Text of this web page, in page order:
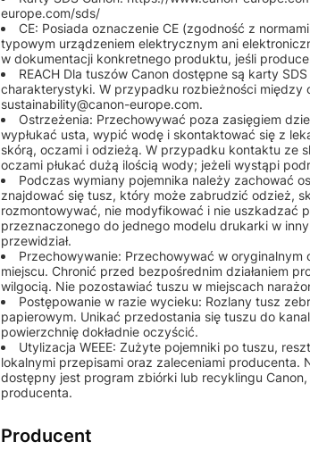
europe.com/sds/
CE: Posiada oznaczenie CE (zgodność z
typowym urządzeniem elektrycznym ani
w dokumentacji konkretnego produktu, jeśli
REACH Dla tuszów Canon dostępne są karty
charakterystyki. W przypadku rozbieżności między
sustainability@canon-europe.com.
Ostrzeżenia: Przechowywać poza zasięgiem
wypłukać usta, wypić wodę i skontaktować się z
skórą, oczami i odzieżą. W przypadku kontaktu ze
oczami płukać dużą ilością wody; jeżeli wystąpi
Podczas wymiany pojemnika należy zachować
znajdować się tusz, który może zabrudzić odzież,
rozmontowywać, nie modyfikować i nie uszkadzać
przeznaczonego do jednego modelu drukarki w
przewidział.
Przechowywanie: Przechowywać w
miejscu. Chronić przed bezpośrednim działaniem
wilgocią. Nie pozostawiać tuszu w miejscach
Postępowanie w razie wycieku: Rozlany tusz
papierowym. Unikać przedostania się tuszu do
powierzchnię dokładnie oczyścić.
Utylizacja WEEE: Zużyte pojemniki po tuszu,
lokalnymi przepisami oraz zaleceniami
dostępny jest program zbiórki lub recyklingu
producenta.
Producent